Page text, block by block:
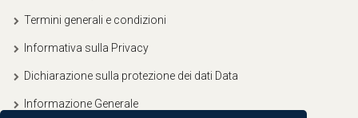
Termini generali e condizioni
Informativa sulla Privacy
Dichiarazione sulla protezione dei dati Data
Informazione Generale